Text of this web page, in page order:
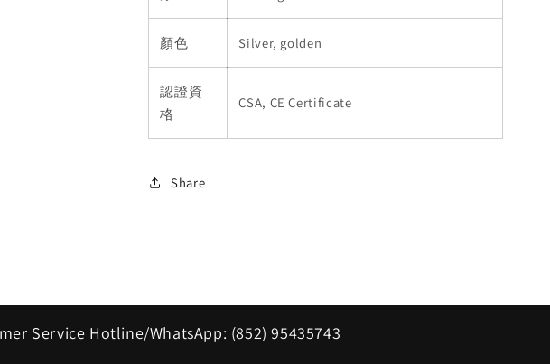
顏色 Silver, golden
認證資
格
CSA, CE Certificate
Share
Service Hotline/WhatsApp: (852) 95435743